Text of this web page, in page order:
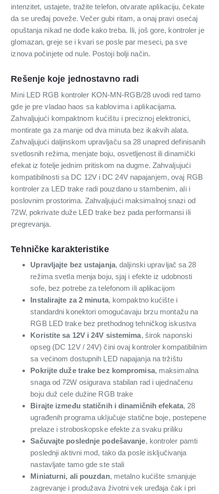
intenzitet, ustajete, tražite telefon, otvarate aplikaciju, čekate
da se uređaj poveže. Večer gubi ritam, a onaj pravi osećaj
opuštanja nikad ne dođe kako treba. Ili, još gore, kontroler je
glomazan, greје se i kvari se posle par meseci, pa sve
iznova počinjete od nule. Postoji bolji način.
Rešenje koje jednostavno radi
Mini LED RGB kontroler KON-MN-RGB/28 uvodi red tamo
gde je pre vladao haos sa kablovima i aplikacijama.
Zahvaljujući kompaktnom kućištu i preciznoj elektronici,
montirate ga za manje od dva minuta bez ikakvih alata.
Zahvaljujući daljinskom upravljaču sa 28 unapred definisanih
svetlosnih režima, menjate boju, osvetljenost ili dinamički
efekat iz fotelje jednim pritiskom na dugme. Zahvaljujući
kompatibilnosti sa DC 12V i DC 24V napajanjem, ovaj RGB
kontroler za LED trake radi pouzdano u stambenim, ali i
poslovnim prostorima. Zahvaljujući maksimalnoj snazi od
72W, pokrivate duže LED trake bez pada performansi ili
pregrevanja.
Tehničke karakteristike
Upravljajte bez ustajanja, daljinski upravljač sa 28
režima svetla menja boju, sjaj i efekte iz udobnosti
sofe, bez potrebe za telefonom ili aplikacijom
Instalirajte za 2 minuta, kompaktno kućište i
standardni konektori omogućavaju brzu montažu na
RGB LED trake bez prethodnog tehničkog iskustva
Koristite sa 12V i 24V sistemima, širok naponski
opseg (DC 12V / 24V) čini ovaj kontroler kompatibilnim
sa većinom dostupnih LED napajanja na tržištu
Pokrijte duže trake bez kompromisa, maksimalna
snaga od 72W osigurava stabilan rad i ujednačenu
boju duž cele dužine RGB trake
Birajte između statičnih i dinamičnih efekata, 28
ugrađenih programa uključuje statične boje, postepene
prelaze i stroboskopske efekte za svaku priliku
Sačuvajte poslednje podešavanje, kontroler pamti
poslednji aktivni mod, tako da posle isključivanja
nastavljate tamo gde ste stali
Miniaturni, ali pouzdan, metalno kućište smanjuje
zagrevanje i produžava životni vek uređaja čak i pri